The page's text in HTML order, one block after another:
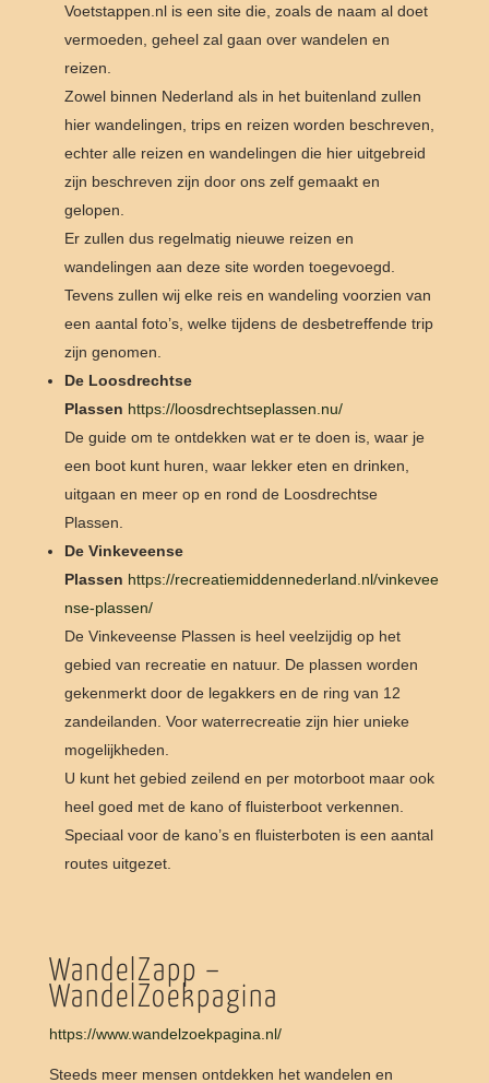
Voetstappen.nl is een site die, zoals de naam al doet
vermoeden, geheel zal gaan over wandelen en
reizen.
Zowel binnen Nederland als in het buitenland zullen
hier wandelingen, trips en reizen worden beschreven,
echter alle reizen en wandelingen die hier uitgebreid
zijn beschreven zijn door ons zelf gemaakt en
gelopen.
Er zullen dus regelmatig nieuwe reizen en
wandelingen aan deze site worden toegevoegd.
Tevens zullen wij elke reis en wandeling voorzien van
een aantal foto’s, welke tijdens de desbetreffende trip
zijn genomen.
De Loosdrechtse
Plassen https://loosdrechtseplassen.nu/
De guide om te ontdekken wat er te doen is, waar je
een boot kunt huren, waar lekker eten en drinken,
uitgaan en meer op en rond de Loosdrechtse
Plassen.
De Vinkeveense
Plassen https://recreatiemiddennederland.nl/vinkevee
nse-plassen/
De Vinkeveense Plassen is heel veelzijdig op het
gebied van recreatie en natuur. De plassen worden
gekenmerkt door de legakkers en de ring van 12
zandeilanden. Voor waterrecreatie zijn hier unieke
mogelijkheden.
U kunt het gebied zeilend en per motorboot maar ook
heel goed met de kano of fluisterboot verkennen.
Speciaal voor de kano’s en fluisterboten is een aantal
routes uitgezet.
WandelZapp –
WandelZoekpagina
https://www.wandelzoekpagina.nl/
Steeds meer mensen ontdekken het wandelen en